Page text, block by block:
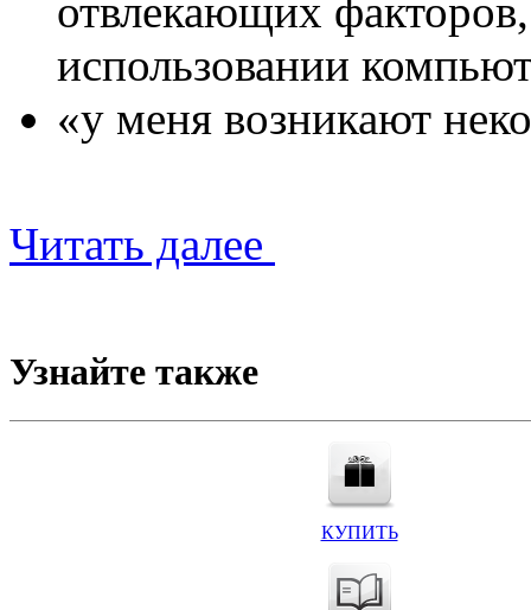
отвлекающих
использовании
«у меня возникают
Читать далее
Узнайте также
КУПИТЬ